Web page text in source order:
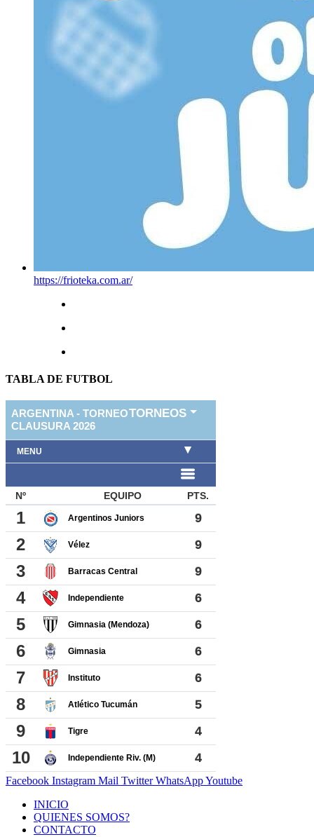
https://frioteka.com.ar/
TABLA DE FUTBOL
Facebook Instagram Mail Twitter WhatsAppYoutube
INICIO
QUIENES SOMOS?
CONTACTO